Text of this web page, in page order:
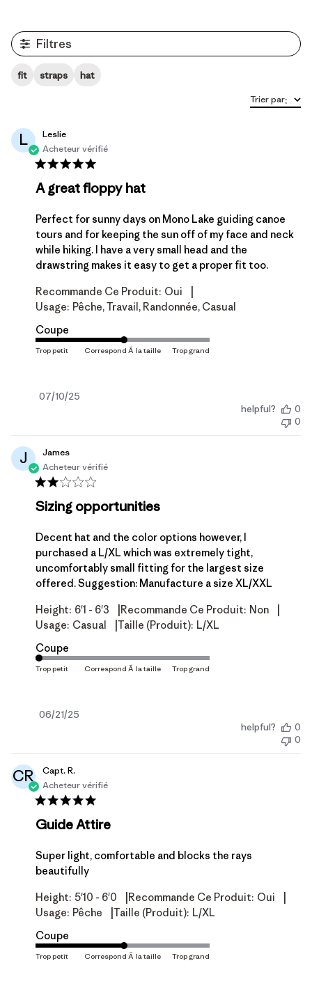
Filtres
fit straps hat
Trier par:
L
Leslie
Acheteur vérifié
A great floppy hat
Perfect for sunny days on Mono Lake guiding canoe
tours and for keeping the sun off of my face and neck
while hiking. I have a very small head and the
drawstring makes it easy to get a proper fit too.
Recommande Ce Produit: Oui
Usage: Pêche, Travail, Randonnée, Casual
Coupe
Date
07/10/25
helpful?
0
0
J
James
Acheteur vérifié
Sizing opportunities
Decent hat and the color options however, I
purchased a L/XL which was extremely tight,
uncomfortably small fitting for the largest size
offered. Suggestion: Manufacture a size XL/XXL
Height: 6'1 - 6'3 Recommande Ce Produit: Non
Usage: Casual Taille (produit): L/XL
Coupe
Date
06/21/25
helpful?
0
0
CR
Capt. R.
Acheteur vérifié
Guide Attire
Super light, comfortable and blocks the rays
beautifully
Height: 5'10 - 6'0 Recommande Ce Produit: Oui
Usage: Pêche Taille (produit): L/XL
Coupe